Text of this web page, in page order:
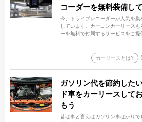
コーダーを無料装備し
今、ドライブレコーダーが人気を
しています。カーコンカーリース
ーを無料で付属するサービスをご提
カーリースとは?
ガソリン代を節約した
ド車をカーリースして
もう
昔は車と言えばガソリン車ばかりで